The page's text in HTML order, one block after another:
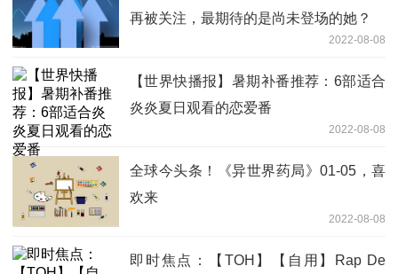
再被关注，最期待的是尚未登场的她？
2022-08-08
【世界快播报】暑期补番推荐：6部适合
炎炎夏日观看的恋爱番
2022-08-08
全球今头条！《异世界药局》01-05，喜
欢来
2022-08-08
即时焦点：【TOH】【自用】Rap De